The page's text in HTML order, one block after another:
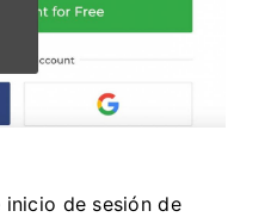
inicio de sesión de